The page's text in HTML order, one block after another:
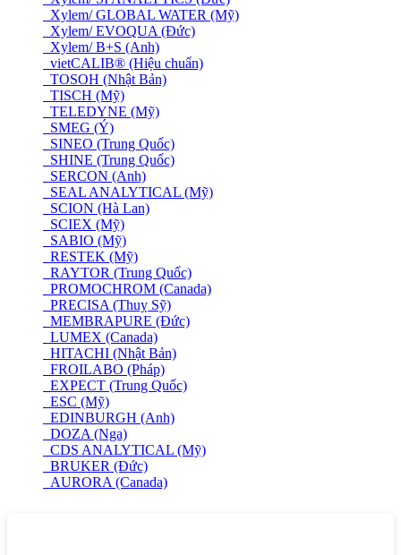
Xylem/ GLOBAL WATER (Mỹ)
Xylem/ EVOQUA (Đức)
Xylem/ B+S (Anh)
vietCALIB® (Hiệu chuẩn)
TOSOH (Nhật Bản)
TISCH (Mỹ)
TELEDYNE (Mỹ)
SMEG (Ý)
SINEO (Trung Quốc)
SHINE (Trung Quốc)
SERCON (Anh)
SEAL ANALYTICAL (Mỹ)
SCION (Hà Lan)
SCIEX (Mỹ)
SABIO (Mỹ)
RESTEK (Mỹ)
RAYTOR (Trung Quốc)
PROMOCHROM (Canada)
PRECISA (Thuỵ Sỹ)
MEMBRAPURE (Đức)
LUMEX (Canada)
HITACHI (Nhật Bản)
FROILABO (Pháp)
EXPECT (Trung Quốc)
ESC (Mỹ)
EDINBURGH (Anh)
DOZA (Nga)
CDS ANALYTICAL (Mỹ)
BRUKER (Đức)
AURORA (Canada)